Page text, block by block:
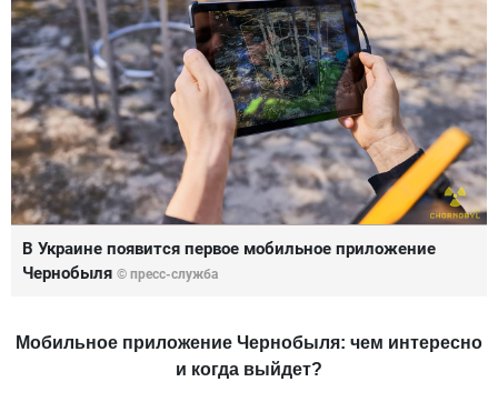
В Украине появится первое мобильное приложение
Чернобыля © пресс-служба
Мобильное приложение Чернобыля: чем интересно
и когда выйдет?